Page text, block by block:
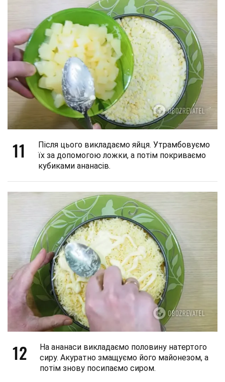
11
Після цього викладаємо яйця. Утрамбовуємо
їх за допомогою ложки, а потім покриваємо
кубиками ананасів.
12
На ананаси викладаємо половину натертого
сиру. Акуратно змащуємо його майонезом, а
потім знову посипаємо сиром.